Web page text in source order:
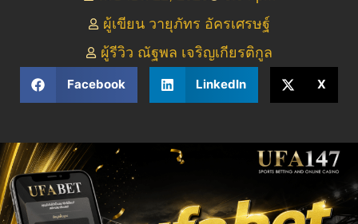
ผู้เขียน วายุภัทร อัครเศรษฐ์
ผู้รีวิว ณัฐพล เจริญเกียรติกูล
Facebook LinkedIn X